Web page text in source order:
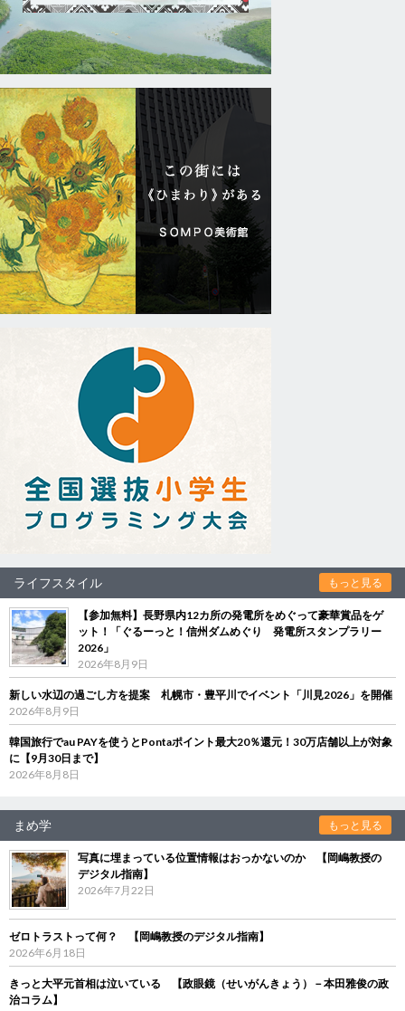
ライフスタイル もっと見る
【参加無料】長野県内12カ所の発電所をめぐって豪華賞品をゲ
ット！「ぐるーっと！信州ダムめぐり 発電所スタンプラリー
2026」
2026年8月9日
新しい水辺の過ごし方を提案 札幌市・豊平川でイベント「川見2026」を開催
2026年8月9日
韓国旅行でau PAYを使うとPontaポイント最大20％還元！30万店舗以上が対象
に【9月30日まで】
2026年8月8日
まめ学 もっと見る
写真に埋まっている位置情報はおっかないのか 【岡嶋教授の
デジタル指南】
2026年7月22日
ゼロトラストって何？ 【岡嶋教授のデジタル指南】
2026年6月18日
きっと大平元首相は泣いている 【政眼鏡（せいがんきょう）－本田雅俊の政
治コラム】